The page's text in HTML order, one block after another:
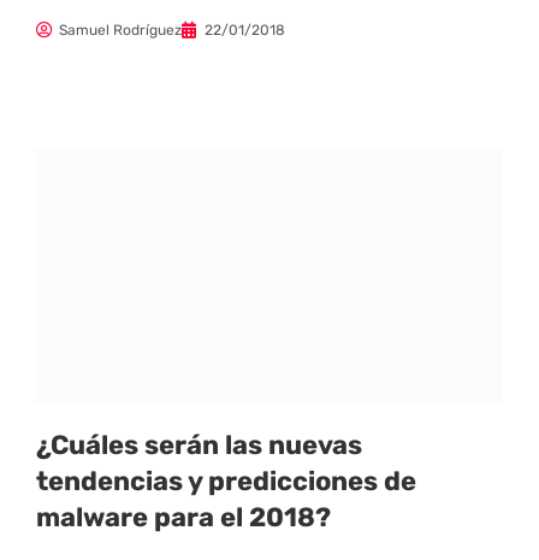
Samuel Rodríguez 22/01/2018
¿Cuáles serán las nuevas
tendencias y predicciones de
malware para el 2018?